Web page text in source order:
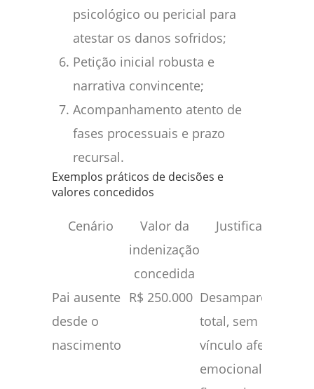
psicológico ou pericial para
atestar os danos sofridos;
Petição inicial robusta e
narrativa convincente;
Acompanhamento atento de
fases processuais e prazo
recursal.
Exemplos práticos de decisões e
valores concedidos
Cenário
Valor da
indenização
concedida
Justificativa
Pai ausente
desde o
nascimento
R$ 250.000 Desamparo
total, sem
vínculo afetivo,
emocional ou